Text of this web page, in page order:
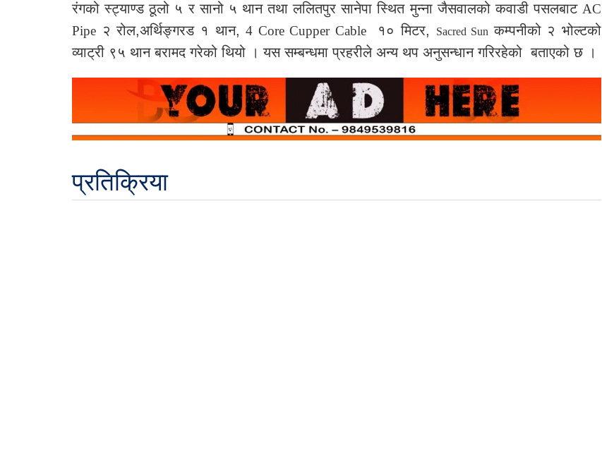
रंगको स्ट्याण्ड ठूलो ५ र सानो ५ थान तथा ललितपुर सानेपा स्थित मुन्ना जैसवालको कवाडी पसलबाट AC
Pipe २ रोल,अर्थिङ्गरड १ थान,4 Core Cupper Cable १० मिटर, Sacred Sun कम्पनीको २ भोल्टको
व्याट्री ९५ थान बरामद गरेको थियो । यस सम्बन्धमा प्रहरीले अन्य थप अनुसन्धान गरिरहेको बताएको छ ।
प्रतिक्रिया